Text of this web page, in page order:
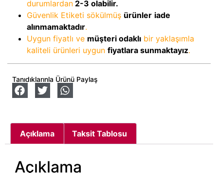
durumlardan 2-3 olabilir.
Güvenlik Etiketi sökülmüş ürünler iade
alınmamaktadır.
Uygun fiyatlı ve müşteri odaklı bir yaklaşımla
kaliteli ürünleri uygun fiyatlara sunmaktayız.
Tanıdıklarınla Ürünü Paylaş
Açıklama Taksit Tablosu
Açıklama